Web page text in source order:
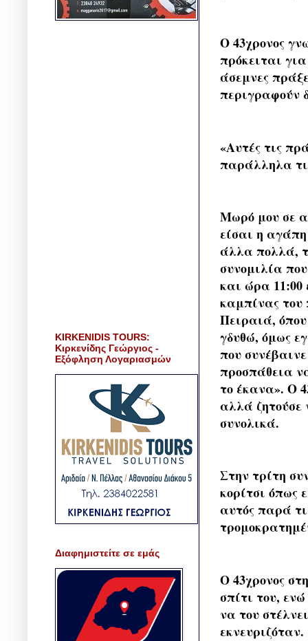
Ο 43χρονος
πρόκειται
άσεμνες
περιγραφούν
«Αυτές τις
παράλληλα
Μωρό μου σε
είσαι η
άλλα πολλά,
συνομιλία
και ώρα 11:00
καμπίνας του
Πειραιά,
γδυθώ, όμως
που
προσπάθεια
το έκανα». Ο
αλλά ζητούσε
συνολικά.
Στην τρίτη
κορίτσι όπως
αυτός παρά
Ο 43χρονος
σπίτι του,
να του
εκνευριζόταν.
KIRKENIDIS TOURS:
Κιρκενίδης Γεώργιος -
Εξόφληση Λογαριασμών
Διαφημιστείτε σε εμάς